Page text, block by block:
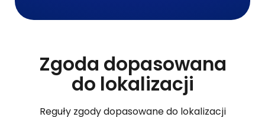
Zgoda dopasowana
do lokalizacji
Reguły zgody dopasowane do lokalizacji